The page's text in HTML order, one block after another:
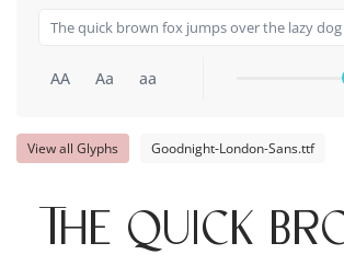
AA Aa aa
View all Glyphs Goodnight-London-Sans.ttf
The quick